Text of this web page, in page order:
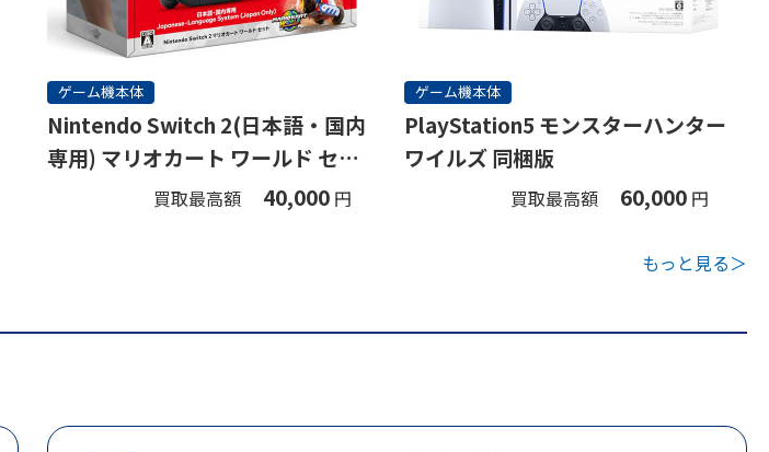
ゲーム機本体
Nintendo Switch 2(日本語・国内
専用) マリオカート ワールド セッ
買取最高額 40,000 円
ゲーム機本体
PlayStation5 モンスターハンター
ワイルズ 同梱版
買取最高額 60,000 円
もっと見る＞